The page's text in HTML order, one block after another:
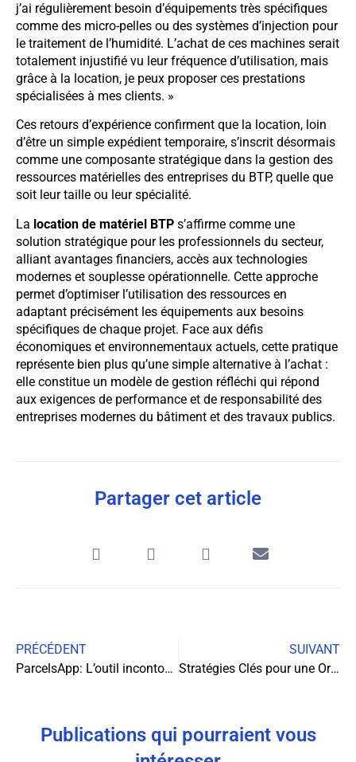
j’ai régulièrement besoin d’équipements très spécifiques
comme des micro-pelles ou des systèmes d’injection pour
le traitement de l’humidité. L’achat de ces machines serait
totalement injustifié vu leur fréquence d’utilisation, mais
grâce à la location, je peux proposer ces prestations
spécialisées à mes clients. »
Ces retours d’expérience confirment que la location, loin
d’être un simple expédient temporaire, s’inscrit désormais
comme une composante stratégique dans la gestion des
ressources matérielles des entreprises du BTP, quelle que
soit leur taille ou leur spécialité.
La location de matériel BTP s’affirme comme une
solution stratégique pour les professionnels du secteur,
alliant avantages financiers, accès aux technologies
modernes et souplesse opérationnelle. Cette approche
permet d’optimiser l’utilisation des ressources en
adaptant précisément les équipements aux besoins
spécifiques de chaque projet. Face aux défis
économiques et environnementaux actuels, cette pratique
représente bien plus qu’une simple alternative à l’achat :
elle constitue un modèle de gestion réfléchi qui répond
aux exigences de performance et de responsabilité des
entreprises modernes du bâtiment et des travaux publics.
Partager cet article
PRÉCÉDENT
ParcelsApp: L’outil incontournable pour suivre vos colis
SUIVANT
Stratégies Clés pour une Organisation Réussie d’Événements Professionnels
Publications qui pourraient vous